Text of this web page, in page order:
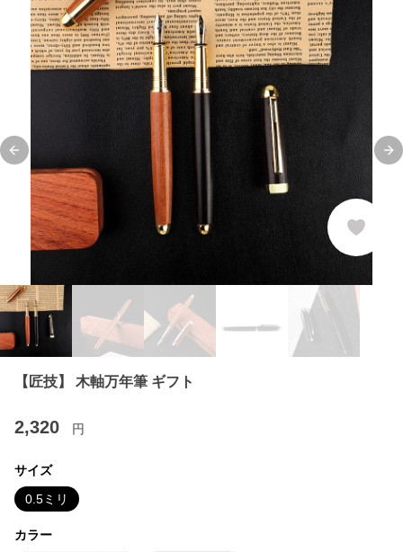
Previous slide
【匠技】 木軸万年筆 ギフト
2,320 円
サイズ
0.5ミリ
カラー